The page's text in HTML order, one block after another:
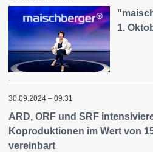
1.
30.09.2024 – 09:31
ARD, ORF und SRF
Koproduktionen im Wert von
vereinbart